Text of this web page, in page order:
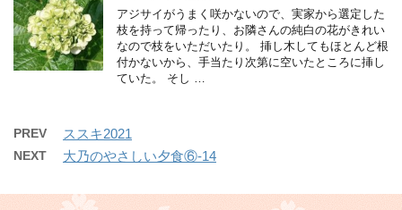
アジサイがうまく咲かないので、実家から選定した
枝を持って帰ったり、お隣さんの純白の花がきれい
なので枝をいただいたり。 挿し木してもほとんど根
付かないから、手当たり次第に空いたところに挿し
ていた。 そし …
PREV ススキ2021
NEXT 大乃のやさしい夕食⑥-14